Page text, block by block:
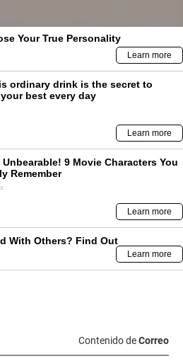
Contenido deCorreo